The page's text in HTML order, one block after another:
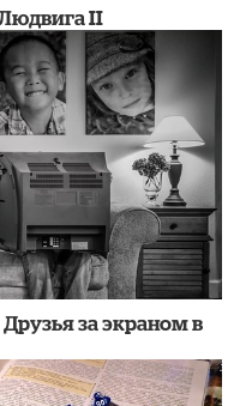
II
за экраном в